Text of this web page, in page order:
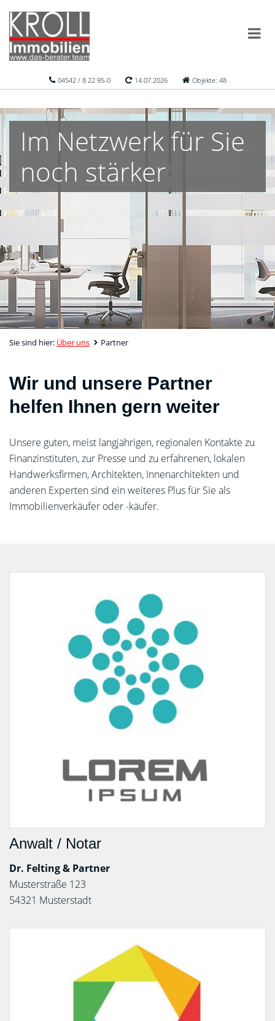
04542 / 8 22 95-0 14.07.2026 Objekte: 48
Im Netzwerk für Sie
noch stärker
Sie sind hier: Über uns Partner
Wir und unsere Partner
helfen Ihnen gern weiter
Unsere guten, meist langjährigen, regionalen Kontakte zu
Finanzinstituten, zur Presse und zu erfahrenen, lokalen
Handwerksfirmen, Architekten, Innenarchitekten und
anderen Experten sind ein weiteres Plus für Sie als
Immobilienverkäufer oder -käufer.
Anwalt / Notar
Dr. Felting & Partner
Musterstraße 123
54321 Musterstadt